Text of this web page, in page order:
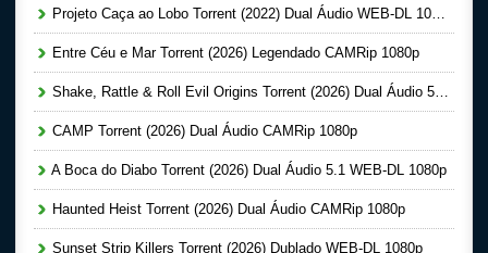
Projeto Caça ao Lobo Torrent (2022) Dual Áudio WEB-DL 1080p
Entre Céu e Mar Torrent (2026) Legendado CAMRip 1080p
Shake, Rattle & Roll Evil Origins Torrent (2026) Dual Áudio 5.1 WEB-DL 1080p
CAMP Torrent (2026) Dual Áudio CAMRip 1080p
A Boca do Diabo Torrent (2026) Dual Áudio 5.1 WEB-DL 1080p
Haunted Heist Torrent (2026) Dual Áudio CAMRip 1080p
Sunset Strip Killers Torrent (2026) Dublado WEB-DL 1080p